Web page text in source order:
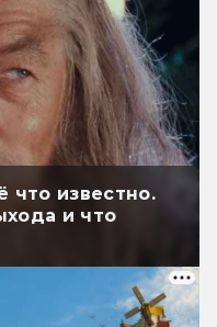
что известно.
и что